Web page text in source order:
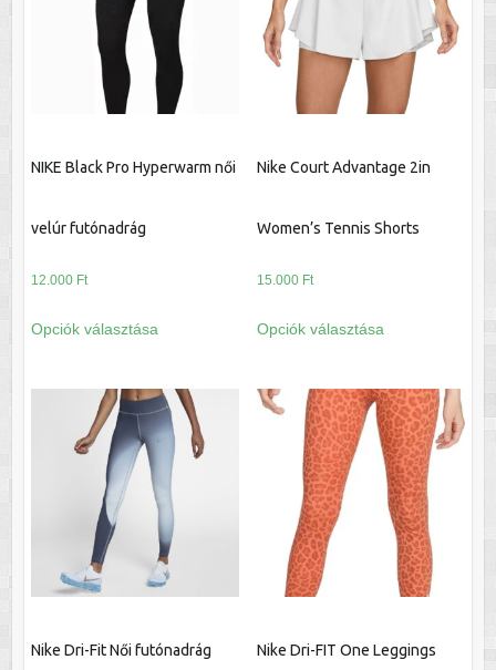
változatok
termékoldalon
választhatók
változatok
termékoldalon
választhatók
NIKE Black Pro Hyperwarm női
velúr futónadrág
12.000 Ft
Opciók választása
a
több
variációja
van.
változatok
a
termékoldalon
választhatók
Nike Court Advantage 2in
Women’s Tennis Shorts
15.000 Ft
Opciók választása
a
több
variációja
van.
A
változatok
a
termékoldalon
választhatók
Nike Dri-Fit Női futónadrág Nike Dri-FIT One Leggings